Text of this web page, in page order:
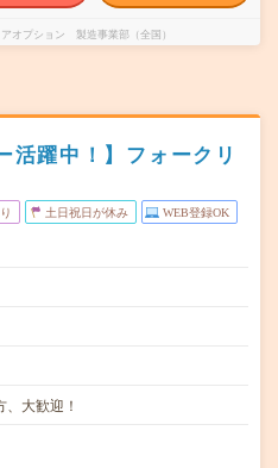
オプション 製造事業部（全国）
活躍中！】フォークリ
土日祝日が休み WEB登録OK
大歓迎！